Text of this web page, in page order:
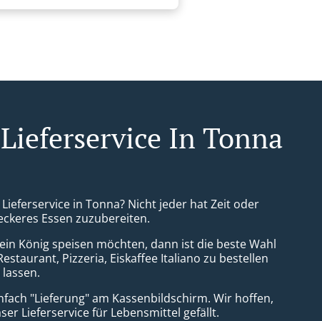
In Tonna
Lieferservice in Tonna? Nicht jeder hat Zeit oder
Essen zuzubereiten.
König speisen möchten, dann ist die beste Wahl
Pizzeria, Eiskaffee Italiano zu bestellen
"Lieferung" am Kassenbildschirm. Wir hoffen,
Lieferservice für Lebensmittel gefällt.